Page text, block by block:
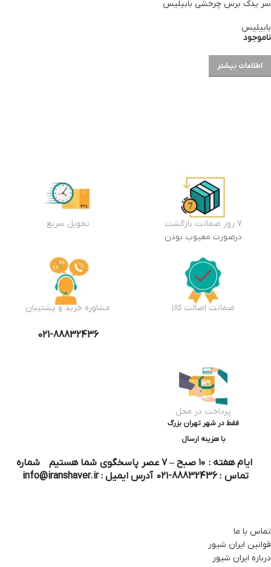
سر یدک برس چرخشی بابیلیس
بابیلیس
ناموجود
اطلاعات بیشتر
7 روز ضمانت بازگشت
درصورت معیوب بودن
تحویل سریع
ضمانت اصالت کالا مشاوره خرید و پشتیبان
021-88832436
پرداخت در محل
فقط در شهر تهران بزرگ
با هزینه ارسال
ایام هفته : ۱۰ صبح – ۷ عصر پاسخگوی شما هستیم شماره
تماس : 88832436-۰۲۱ آدرس ایمیل : info@iranshaver.ir
تماس با ما
قوانین ایران شیور
درباره ایران شیور